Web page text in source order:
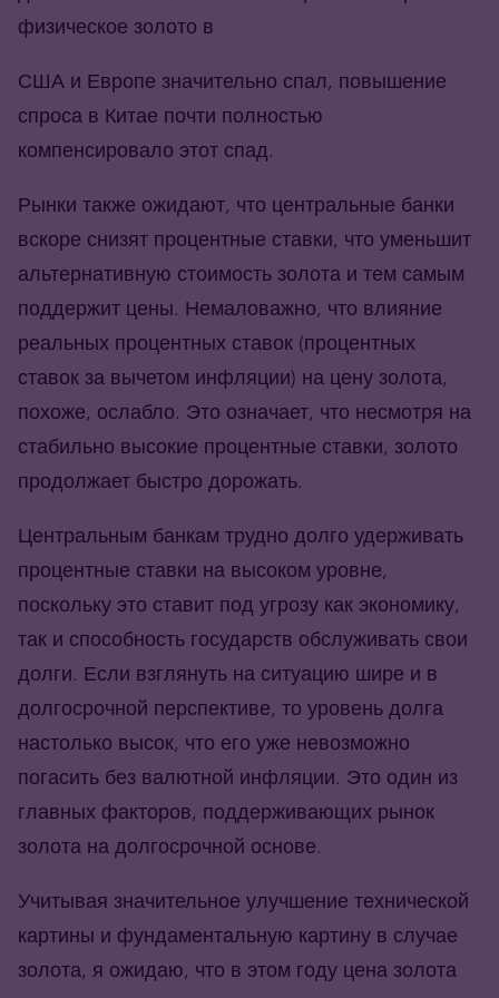
физическое золото в
США и Европе значительно спал, повышение
спроса в Китае почти полностью
компенсировало этот спад.
Рынки также ожидают, что центральные банки
вскоре снизят процентные ставки, что уменьшит
альтернативную стоимость золота и тем самым
поддержит цены. Немаловажно, что влияние
реальных процентных ставок (процентных
ставок за вычетом инфляции) на цену золота,
похоже, ослабло. Это означает, что несмотря на
стабильно высокие процентные ставки, золото
продолжает быстро дорожать.
Центральным банкам трудно долго удерживать
процентные ставки на высоком уровне,
поскольку это ставит под угрозу как экономику,
так и способность государств обслуживать свои
долги. Если взглянуть на ситуацию шире и в
долгосрочной перспективе, то уровень долга
настолько высок, что его уже невозможно
погасить без валютной инфляции. Это один из
главных факторов, поддерживающих рынок
золота на долгосрочной основе.
Учитывая значительное улучшение технической
картины и фундаментальную картину в случае
золота, я ожидаю, что в этом году цена золота